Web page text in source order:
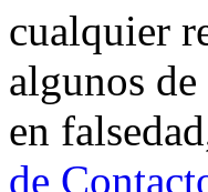
cualquier
algunos
en
de